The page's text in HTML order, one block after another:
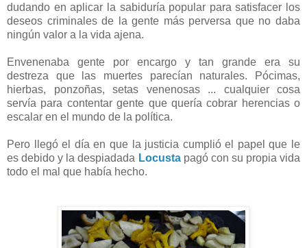
dudando en aplicar la sabiduría popular para satisfacer los
deseos criminales de la gente más perversa que no daba
ningún valor a la vida ajena.
Envenenaba gente por encargo y tan grande era su
destreza que las muertes parecían naturales. Pócimas,
hierbas, ponzoñas, setas venenosas ... cualquier cosa
servía para contentar gente que quería cobrar herencias o
escalar en el mundo de la política.
Pero llegó el día en que la justicia cumplió el papel que le
es debido y la despiadada Locustapagó con su propia vida
todo el mal que había hecho.